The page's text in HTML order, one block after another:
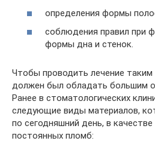
определения формы
соблюдения правил при
формы дна и стенок.
Чтобы проводить лечение
должен был обладать большим
Ранее в стоматологических
следующие виды материалов,
по сегодняшний день, в
постоянных пломб: